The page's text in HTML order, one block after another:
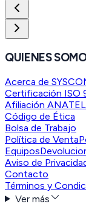
QUIENES
Acerca de
Certificación ISO
Afiliación ANATEL
Código de Ética
Bolsa de Trabajo
Política de Venta
Equipos
Aviso de
Contacto
Términos y
Ver más